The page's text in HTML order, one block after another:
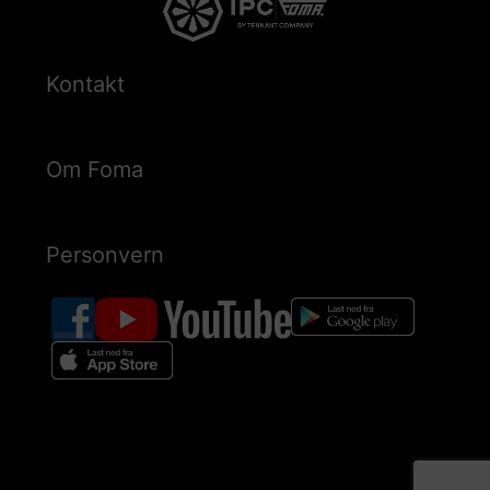
Kontakt
Om Foma
Personvern